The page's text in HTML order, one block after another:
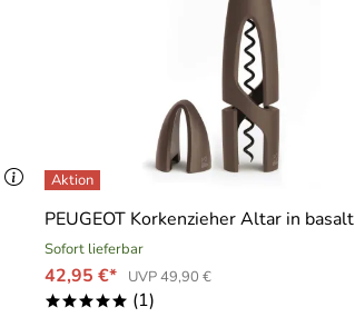
PEUGEOT Korkenzieher Altar in basalt
Sofort lieferbar
42,95 €* UVP 49,90 €
***** (1)